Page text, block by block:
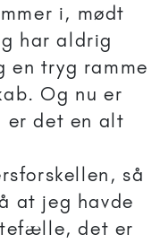
i, mødt
har aldrig
en tryg ramme
Og nu er
er det en alt
så
at jeg havde
det er